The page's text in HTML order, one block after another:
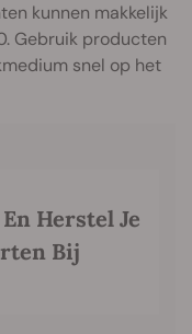
kunnen makkelijk
Gebruik producten
snel op het
Herstel Je
Bij